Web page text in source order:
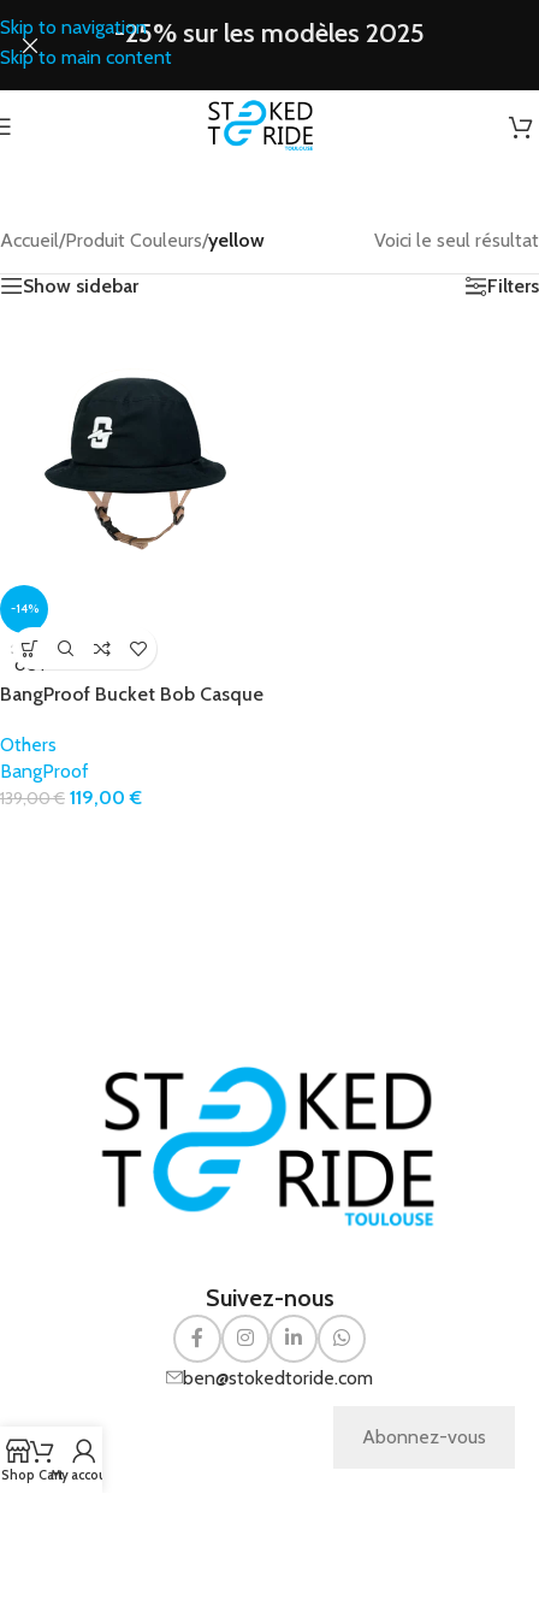
Skip to navigation
Skip to main content
-25% sur les modèles 2025
Accueil/Produit Couleurs/yellow
Voici le seul résultat
Show sidebar
Filters
-14%
SOLD
OUT
BangProof Bucket Bob Casque
Others
BangProof
139,00€ 119,00€
Suivez-nous
ben@stokedtoride.com
Shop CartMy account
Abonnez-vous